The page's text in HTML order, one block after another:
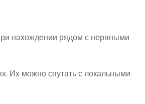
нахождении рядом с нервными
Их можно спутать с локальными